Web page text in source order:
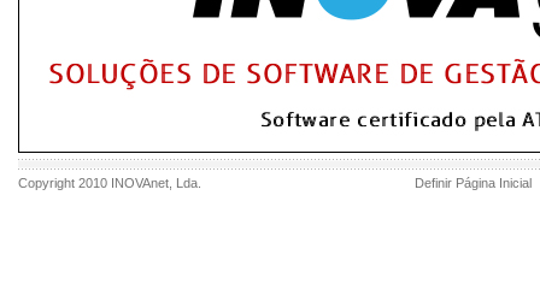
Copyright 2010 INOVAnet , Lda. Definir Página Inicial